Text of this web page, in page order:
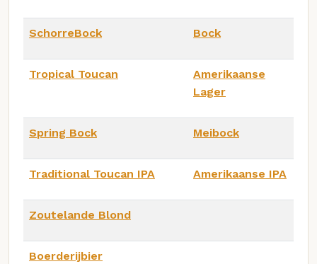
SchorreBock Bock
Tropical Toucan
Amerikaanse
Lager
Spring Bock Meibock
Traditional Toucan IPA Amerikaanse IPA
Zoutelande Blond
Boerderijbier